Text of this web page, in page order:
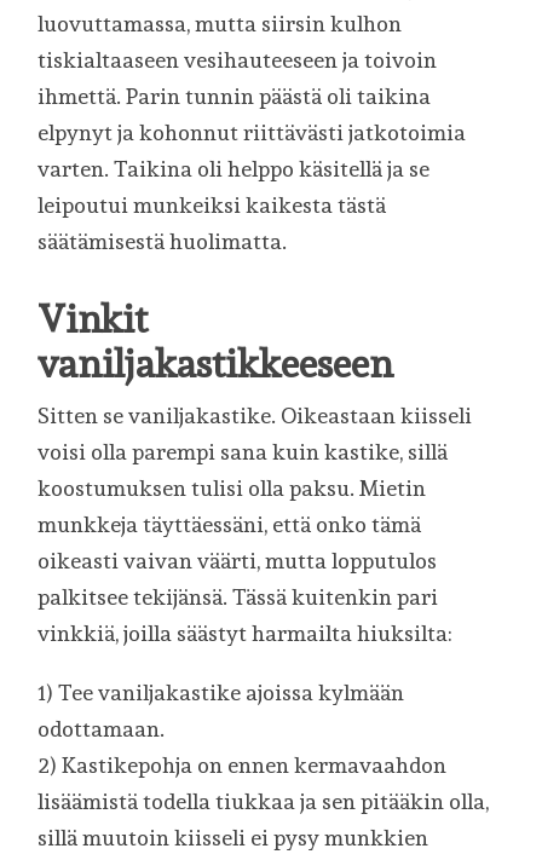
luovuttamassa, mutta siirsin kulhon
tiskialtaaseen vesihauteeseen ja toivoin
ihmettä. Parin tunnin päästä oli taikina
elpynyt ja kohonnut riittävästi jatkotoimia
varten. Taikina oli helppo käsitellä ja se
leipoutui munkeiksi kaikesta tästä
säätämisestä huolimatta.
Vinkit
vaniljakastikkeeseen
Sitten se vaniljakastike. Oikeastaan kiisseli
voisi olla parempi sana kuin kastike, sillä
koostumuksen tulisi olla paksu. Mietin
munkkeja täyttäessäni, että onko tämä
oikeasti vaivan väärti, mutta lopputulos
palkitsee tekijänsä. Tässä kuitenkin pari
vinkkiä, joilla säästyt harmailta hiuksilta:
1) Tee vaniljakastike ajoissa kylmään
odottamaan.
2) Kastikepohja on ennen kermavaahdon
lisäämistä todella tiukkaa ja sen pitääkin olla,
sillä muutoin kiisseli ei pysy munkkien